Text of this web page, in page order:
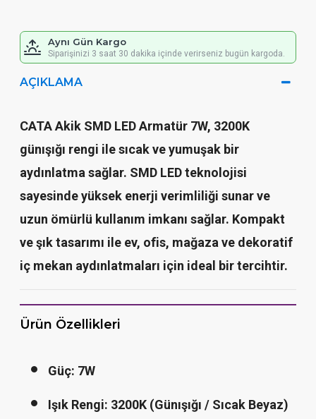
Aynı Gün Kargo
Siparişinizi 3 saat 30 dakika içinde verirseniz bugün kargoda.
AÇIKLAMA
CATA Akik SMD LED Armatür 7W, 3200K
günışığı rengi ile sıcak ve yumuşak bir
aydınlatma sağlar. SMD LED teknolojisi
sayesinde yüksek enerji verimliliği sunar ve
uzun ömürlü kullanım imkanı sağlar. Kompakt
ve şık tasarımı ile ev, ofis, mağaza ve dekoratif
iç mekan aydınlatmaları için ideal bir tercihtir.
Ürün Özellikleri
Güç: 7W
Işık Rengi: 3200K (Günışığı / Sıcak Beyaz)